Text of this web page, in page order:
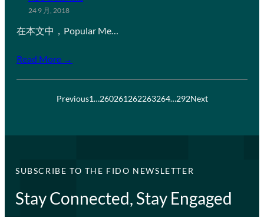
24 9 月, 2018
在本文中，Popular Me…
Read More →
Previous1…260261262263264…292Next
SUBSCRIBE TO THE FIDO NEWSLETTER
Stay Connected, Stay Engaged